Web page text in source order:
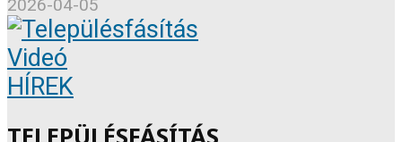
2026-04-05
Videó
HÍREK